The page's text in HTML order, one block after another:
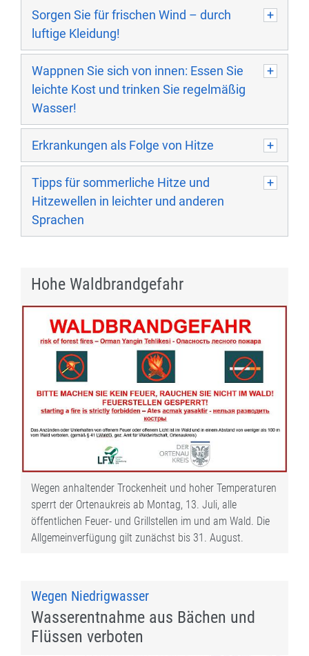
Sorgen Sie für frischen Wind – durch
luftige Kleidung!
Wappnen Sie sich von innen: Essen Sie
leichte Kost und trinken Sie regelmäßig
Wasser!
Erkrankungen als Folge von Hitze
Tipps für sommerliche Hitze und
Hitzewellen in leichter und anderen
Sprachen
Hohe Waldbrandgefahr
Wegen anhaltender Trockenheit und hoher Temperaturen
sperrt der Ortenaukreis ab Montag, 13. Juli, alle
öffentlichen Feuer- und Grillstellen im und am Wald. Die
Allgemeinverfügung gilt zunächst bis 31. August.
Wegen Niedrigwasser
Wasserentnahme aus Bächen und
Flüssen verboten